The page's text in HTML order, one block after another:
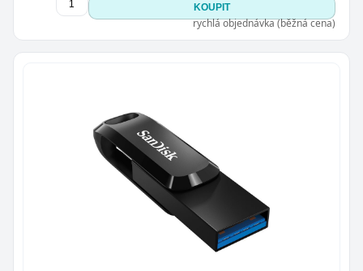
KOUPIT
rychlá objednávka (běžná cena)